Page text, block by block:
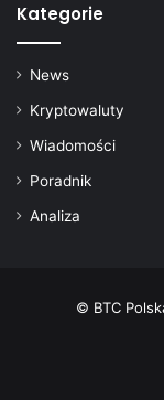
Kategorie
News
Kryptowaluty
Wiadomości
Poradnik
Analiza
© BTC